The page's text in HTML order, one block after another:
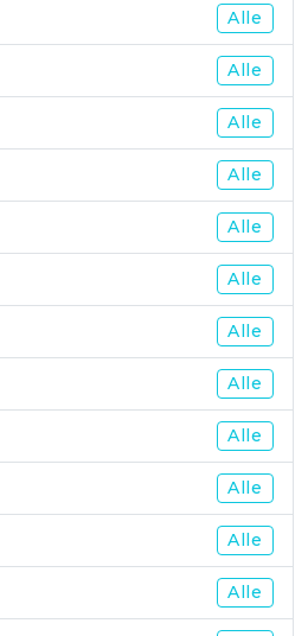
Alle
Alle
Alle
Alle
Alle
Alle
Alle
Alle
Alle
Alle
Alle
Alle